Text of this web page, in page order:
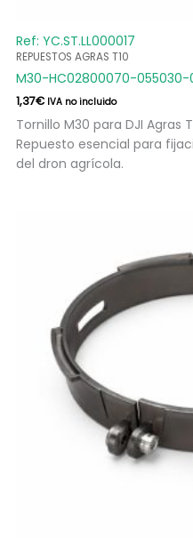
Ref: YC.ST.LL000017
REPUESTOS AGRAS T10
M30-HC02800070-055030-
1,37€ IVA no incluido
Tornillo M30 para DJI Agras
Repuesto esencial para
del dron agrícola.